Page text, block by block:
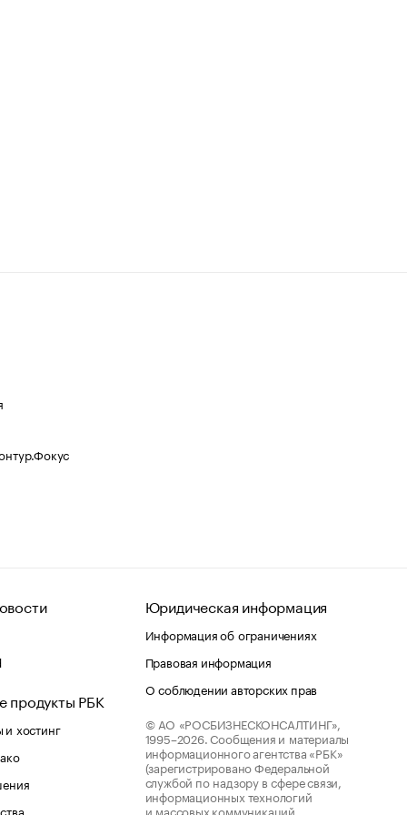
продукты РБК
хостинг
Юридическая информация
Информация об ограничениях
Правовая информация
О соблюдении авторских прав
© АО «РОСБИЗНЕСКОНСАЛТИНГ»,
1995–2026. Сообщения и материалы
информационного агентства «РБК»
(зарегистрировано Федеральной
службой по надзору в сфере связи,
информационных технологий
и массовых коммуникаций